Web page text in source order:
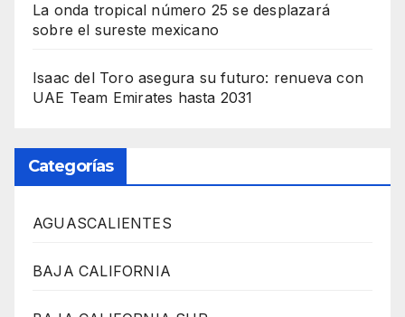
La onda tropical número 25 se desplazará
sobre el sureste mexicano
Isaac del Toro asegura su futuro: renueva con
UAE Team Emirates hasta 2031
Categorías
AGUASCALIENTES
BAJA CALIFORNIA